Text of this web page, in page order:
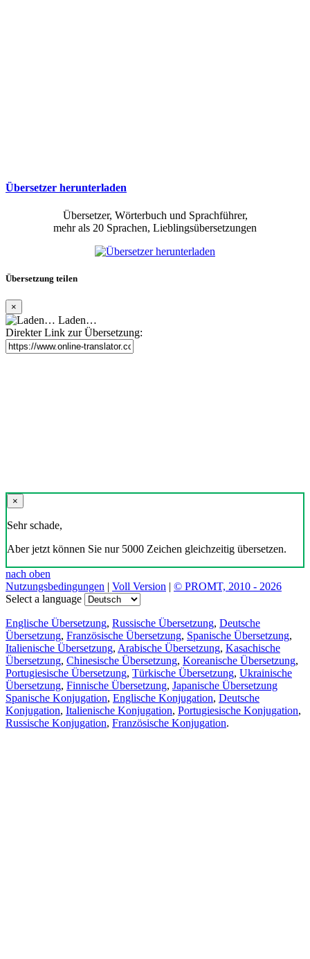
Übersetzer herunterladen
Übersetzer, Wörterbuch und Sprachführer,
mehr als 20 Sprachen, Lieblingsübersetzungen
Übersetzung teilen
×
Laden…
Direkter Link zur Übersetzung:
×
Sehr schade,
Aber jetzt können Sie nur 5000 Zeichen gleichzeitig übersetzen.
nach oben
Nutzungsbedingungen | Voll Version | © PROMT, 2010 - 2026
Select a language
Englische Übersetzung, Russische Übersetzung, Deutsche
Übersetzung, Französische Übersetzung, Spanische Übersetzung,
Italienische Übersetzung, Arabische Übersetzung, Kasachische
Übersetzung, Chinesische Übersetzung, Koreanische Übersetzung,
Portugiesische Übersetzung, Türkische Übersetzung, Ukrainische
Übersetzung, Finnische Übersetzung, Japanische Übersetzung
Spanische Konjugation, Englische Konjugation, Deutsche
Konjugation, Italienische Konjugation, Portugiesische Konjugation,
Russische Konjugation, Französische Konjugation.